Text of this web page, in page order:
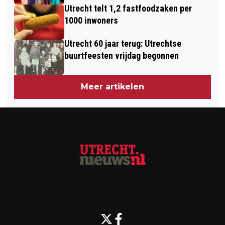
Utrecht telt 1,2 fastfoodzaken per
1000 inwoners
Utrecht 60 jaar terug: Utrechtse
buurtfeesten vrijdag begonnen
Meer artikelen